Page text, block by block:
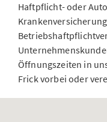
Haftpflicht- oder
Öffnungszeiten in
Frick vorbei oder